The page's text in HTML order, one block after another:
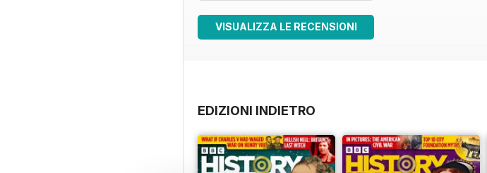
VISUALIZZA LE RECENSIONI
EDIZIONI INDIETRO